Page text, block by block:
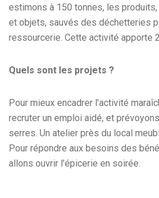
estimons à 150 tonnes, les
et objets, sauvés des déchetteries
ressourcerie. Cette activité apporte
Quels sont les projets ?
Pour mieux encadrer l’activité
recruter un emploi aidé, et
serres. Un atelier près du local
Pour répondre aux besoins des
allons ouvrir l’épicerie en soirée.